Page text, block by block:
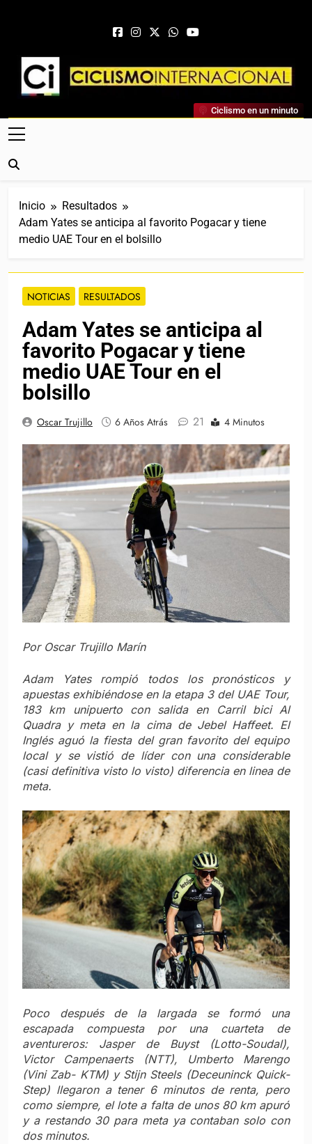
Ciclismo Internacional
Web Dedicada Al Ciclismo Mundial. Entrevistas, Análisis,
Crónicas, Previas Y Más. La Web Ciclista De Referencia.
Ciclismo en un minuto
Inicio
Resultados
Adam Yates se anticipa al favorito Pogacar y tiene
medio UAE Tour en el bolsillo
NOTICIAS RESULTADOS
Adam Yates se anticipa al
favorito Pogacar y tiene
medio UAE Tour en el
bolsillo
Oscar Trujillo 6 Años Atrás 21 4 Minutos
Por Oscar Trujillo Marín
Adam Yates rompió todos los pronósticos y
apuestas exhibiéndose en la etapa 3 del UAE Tour,
183 km unipuerto con salida en Carril bici Al
Quadra y meta en la cima de Jebel Haffeet. El
Inglés aguó la fiesta del gran favorito del equipo
local y se vistió de líder con una considerable
(casi definitiva visto lo visto) diferencia en linea de
meta.
Poco después de la largada se formó una
escapada compuesta por una cuarteta de
aventureros: Jasper de Buyst (Lotto-Soudal),
Victor Campenaerts (NTT), Umberto Marengo
(Vini Zab- KTM) y Stijn Steels (Deceuninck Quick-
Step) llegaron a tener 6 minutos de renta, pero
como siempre, el lote a falta de unos 80 km apuró
y a restando 30 para meta ya contaban solo con
dos minutos.